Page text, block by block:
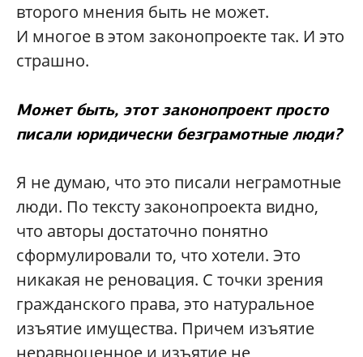
второго мнения быть не может.
И многое в этом законопроекте так. И это
страшно.
Может быть, этот законопроект просто
писали юридически безграмотные люди?
Я не думаю, что это писали неграмотные
люди. По тексту законопроекта видно,
что авторы достаточно понятно
сформулировали то, что хотели. Это
никакая не реновация. С точки зрения
гражданского права, это натуральное
изъятие имущества. Причем изъятие